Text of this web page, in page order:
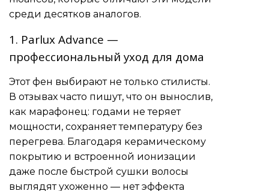
среди десятков аналогов.
1. Parlux Advance —
профессиональный уход для дома
Этот фен выбирают не только стилисты.
В отзывах часто пишут, что он вынослив,
как марафонец: годами не теряет
мощности, сохраняет температуру без
перегрева. Благодаря керамическому
покрытию и встроенной ионизации
даже после быстрой сушки волосы
выглядят ухоженно — нет эффекта